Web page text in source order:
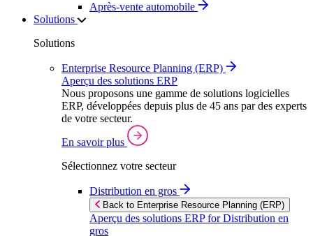
Après‑vente automobile
Solutions
Solutions
Enterprise Resource Planning (ERP)
Aperçu des solutions ERP
Nous proposons une gamme de solutions logicielles
ERP, développées depuis plus de 45 ans par des experts
de votre secteur.
En savoir plus
Sélectionnez votre secteur
Distribution en gros
Back to Enterprise Resource Planning (ERP)
Aperçu des solutions ERP for Distribution en
gros